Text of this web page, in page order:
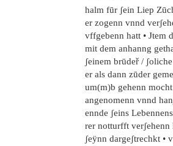
halm fūr ʃein Liep
er zogenn vnnd
vffgebenn hatt • Jtem
mit dem anhanng
ʃeinem brūdeř /
er als dann zūder
um(m)b gehenn
angenomenn vnnd
ennde ʃeins
rer notturfft verʃehenn
ʃeÿnn dargeʃtrechkt •